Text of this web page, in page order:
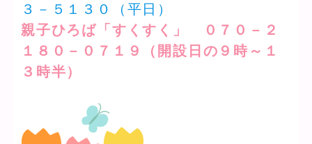
３－５１３０（平日）
親子ひろば「すくすく」 ０７０－２
１８０－０７１９（開設日の９時～１
３時半）